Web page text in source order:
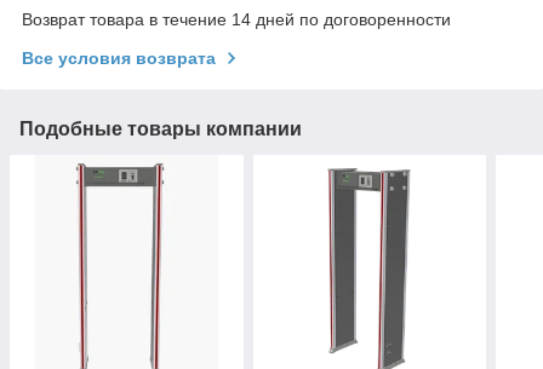
Возврат товара в течение 14 дней по договоренности
Все условия возврата
Подобные товары компании